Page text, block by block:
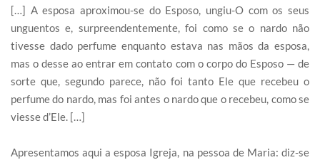
[…] A esposa aproximou-se do Esposo, ungiu-O com os seus
unguentos e, surpreendentemente, foi como se o nardo não
tivesse dado perfume enquanto estava nas mãos da esposa,
mas o desse ao entrar em contato com o corpo do Esposo — de
sorte que, segundo parece, não foi tanto Ele que recebeu o
perfume do nardo, mas foi antes o nardo que o recebeu, como se
viesse d’Ele. […]
Apresentamos aqui a esposa Igreja, na pessoa de Maria: diz-se